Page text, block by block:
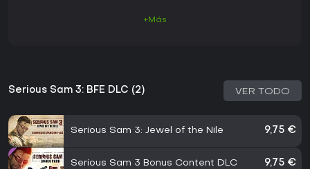
+Más
Serious Sam 3: BFE DLC (2) VER TODO
Serious Sam 3: Jewel of the Nile 9,75 €
Serious Sam 3 Bonus Content DLC 9,75 €